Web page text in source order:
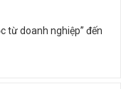
từ doanh nghiệp” đến